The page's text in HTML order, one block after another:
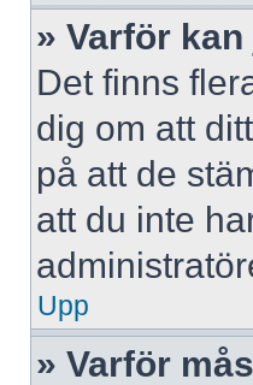
» Varför
Det finns
dig om att
på att de
att du inte
Upp
» Varför